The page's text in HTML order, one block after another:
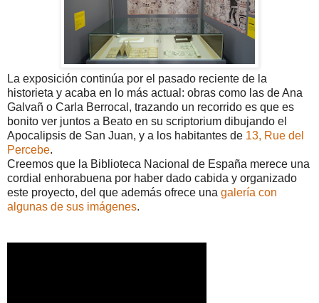
La exposición continúa por el pasado reciente de la
historieta y acaba en lo más actual: obras como las de Ana
Galvañ o Carla Berrocal, trazando un recorrido es que es
bonito ver juntos a Beato en su scriptorium dibujando el
Apocalipsis de San Juan, y a los habitantes de 13, Rue del
Percebe.
Creemos que la Biblioteca Nacional de España merece una
cordial enhorabuena por haber dado cabida y organizado
este proyecto, del que además ofrece una galería con
algunas de sus imágenes.